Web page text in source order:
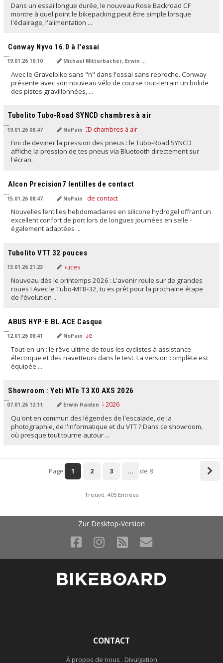
Dans un essai longue durée, le nouveau Rose Backroad CF
montre à quel point le bikepacking peut être simple lorsque
l'éclairage, l'alimentation ...
Conway Nyvo 16.0 à l'essai
19.01.26 10:10 Michael Mitterbacher, Erwin Haiden, NoMan
Avec le Gravelbike sans "n" dans l'essai sans reproche. Conway
présente avec son nouveau vélo de course tout-terrain un bolide
des pistes gravillonnées, ...
Tubolito Tubo-Road SYNCD chambres à air
19.01.26 08:47 NoPain
Fini de deviner la pression des pneus : le Tubo-Road SYNCD
affiche la pression de tes pneus via Bluetooth directement sur
l'écran.
Alcon Precision7 lentilles de contact
15.01.26 08:47 NoPain
Nouvelles lentilles hebdomadaires en silicone hydrogel offrant un
excellent confort de port lors de longues journées en selle -
également adaptées ...
Tubolito VTT 32 pouces
13.01.26 21:23
Nouveau dès le printemps 2026 : L'avenir roule sur de grandes
roues ! Avec le Tubo-MTB-32, tu es prêt pour la prochaine étape
de l'évolution ...
ABUS HYP-E BL.ACE Casque
12.01.26 08:41 NoPain
Tout-en-un : le rêve ultime de tous les cyclistes à assistance
électrique et des navetteurs dans le test. La version complète est
équipée ...
Showroom : Yeti MTe T3 X0 AXS 2026
07.01.26 12:11 Erwin Haiden
Qu'ont en commun des légendes de l'escalade, de la
photographie, de l'informatique et du VTT ? Dans ce showroom,
où presque tout tourne autour ...
Page 1 2 3 ... de 8
Trouvé: 405 Entrées
Zur Desktop-Version
CONTACT
À propos de nous . Divulgation